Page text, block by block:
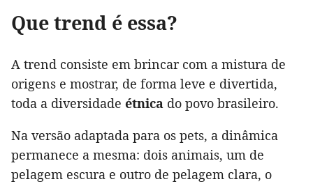
Que trend é essa?
A trend consiste em brincar com a mistura de
origens e mostrar, de forma leve e divertida,
toda a diversidade étnica do povo brasileiro.
Na versão adaptada para os pets, a dinâmica
permanece a mesma: dois animais, um de
pelagem escura e outro de pelagem clara, o